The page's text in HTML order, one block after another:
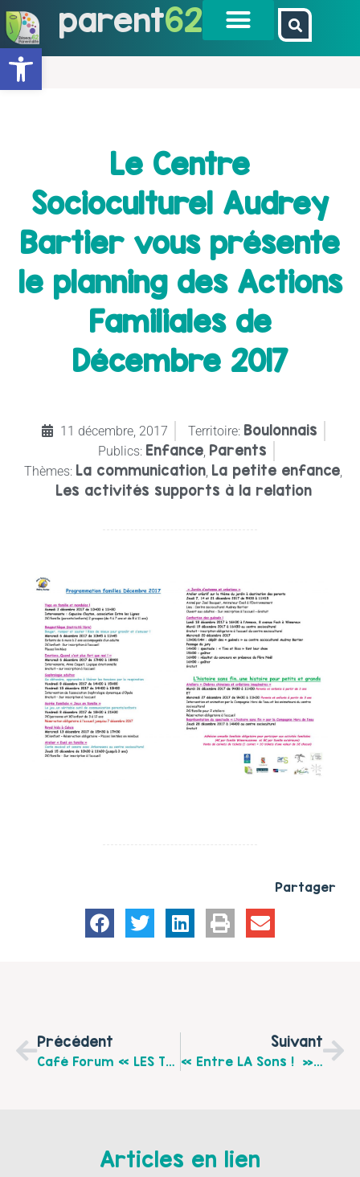
Ouvrir la barre d’outils
parent62
Le Centre
Socioculturel Audrey
Bartier vous présente
le planning des Actions
Familiales de
Décembre 2017
11 décembre, 2017 Territoire: Boulonnais
Publics: Enfance Parents
Thèmes: La communication La petite enfance
Les activités supports à la relation
Partager
Précédent
Café Forum « LES TROUBLES DYS » Vendredi 8 Décembre 2017 10 H – 17 H Au Centre Social Matisse À Calais
Suivant
« Entre LA Sons ! » Retour En Image Sur Un Final Tout En Chanson !!
Articles en lien